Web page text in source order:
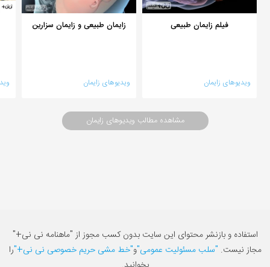
فیلم زایمان طبیعی
ویدیوهای زایمان
زایمان طبیعی و زایمان سزارین
ویدیوهای زایمان
مشاهده مطالب ویدیوهای زایمان
استفاده و بازنشر محتوای این سایت بدون کسب مجوز از "ماهنامه نی نی+"
مجاز نیست. "سلب مسئولیت عمومی"و"خط مشی حریم خصوصی نی نی+"را